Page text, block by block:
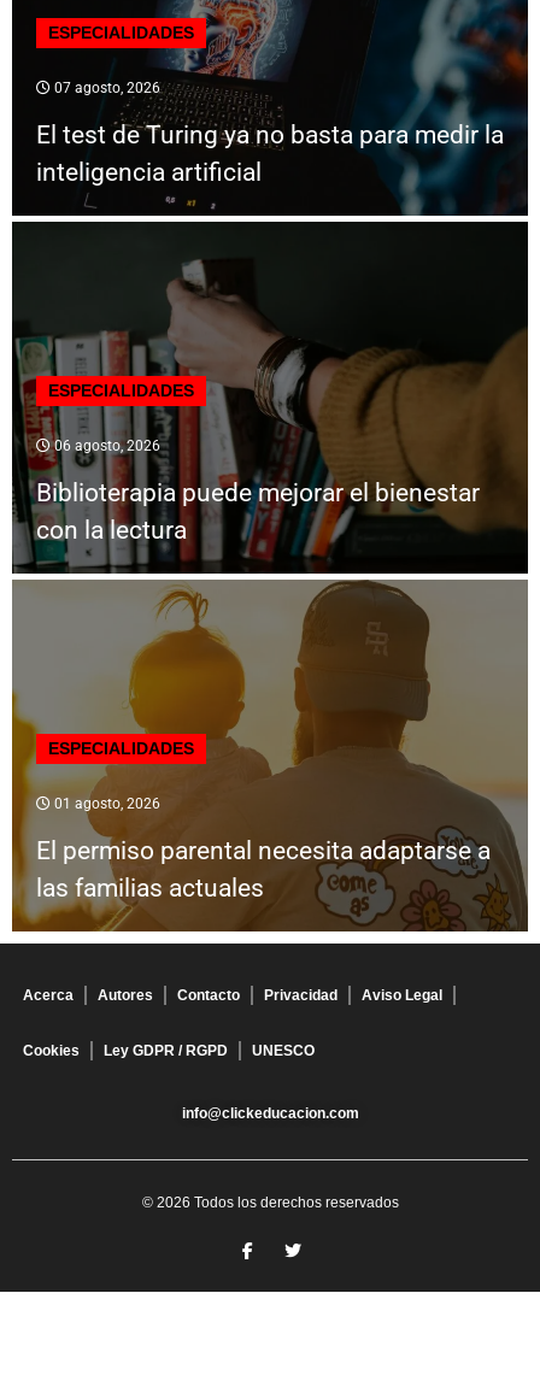
ESPECIALIDADES
07 agosto, 2026
El test de Turing ya no basta para medir la
inteligencia artificial
ESPECIALIDADES
06 agosto, 2026
Biblioterapia puede mejorar el bienestar
con la lectura
ESPECIALIDADES
01 agosto, 2026
El permiso parental necesita adaptarse a
las familias actuales
Acerca Autores Contacto Privacidad Aviso Legal
Cookies Ley GDPR / RGPD UNESCO
info@clickeducacion.com
© 2026 Todos los derechos reservados